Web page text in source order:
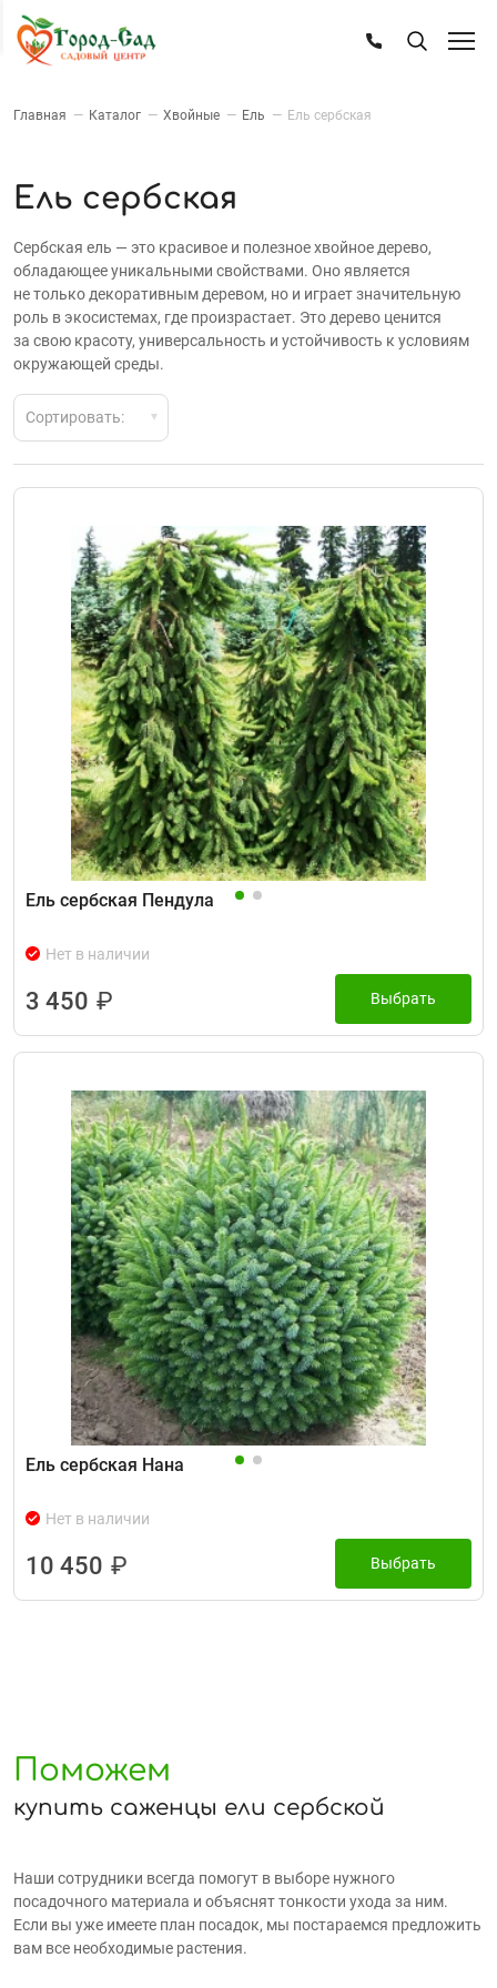
Главная — Каталог — Хвойные — Ель — Ель сербская
Ель сербская
Сербская ель — это красивое и полезное хвойное дерево,
обладающее уникальными свойствами. Оно является
не только декоративным деревом, но и играет значительную
роль в экосистемах, где произрастает. Это дерево ценится
за свою красоту, универсальность и устойчивость к условиям
окружающей среды.
Сортировать:
Ель сербская Пендула
Нет в наличии
3 450 ₽ Выбрать
Ель сербская Нана
Нет в наличии
10 450 ₽ Выбрать
Поможем
купить саженцы ели сербской
Наши сотрудники всегда помогут в выборе нужного
посадочного материала и объяснят тонкости ухода за ним.
Если вы уже имеете план посадок, мы постараемся предложить
вам все необходимые растения.